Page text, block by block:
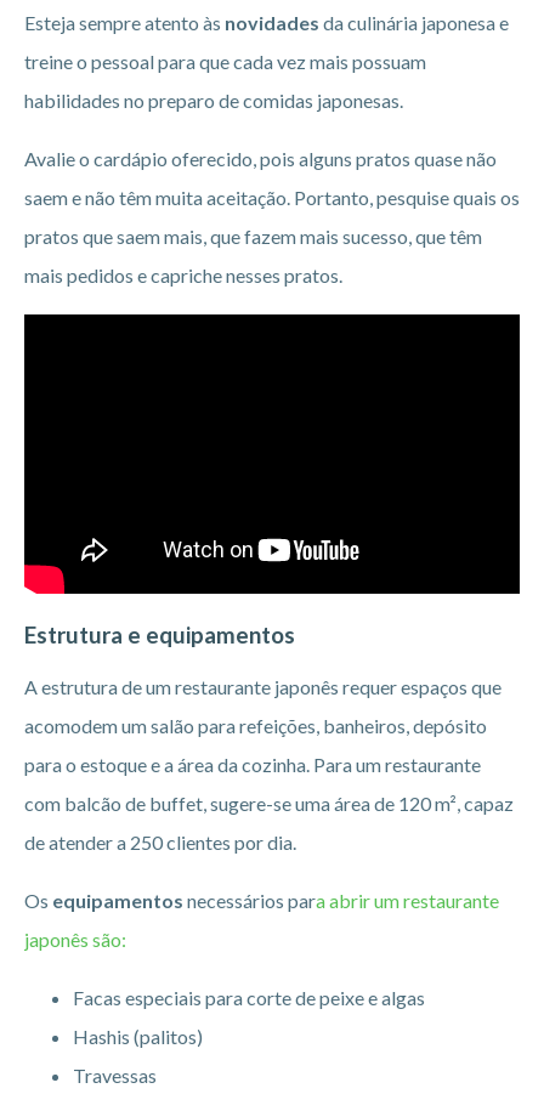
Esteja sempre atento às novidades da culinária japonesa e
treine o pessoal para que cada vez mais possuam
habilidades no preparo de comidas japonesas.
Avalie o cardápio oferecido, pois alguns pratos quase não
saem e não têm muita aceitação. Portanto, pesquise quais os
pratos que saem mais, que fazem mais sucesso, que têm
mais pedidos e capriche nesses pratos.
Estrutura e equipamentos
A estrutura de um restaurante japonês requer espaços que
acomodem um salão para refeições, banheiros, depósito
para o estoque e a área da cozinha. Para um restaurante
com balcão de buffet, sugere-se uma área de 120 m², capaz
de atender a 250 clientes por dia.
Os equipamentos necessários para abrir um restaurante
japonês são:
Facas especiais para corte de peixe e algas
Hashis (palitos)
Travessas